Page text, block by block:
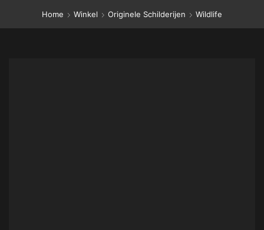
Home Winkel Originele Schilderijen Wildlife